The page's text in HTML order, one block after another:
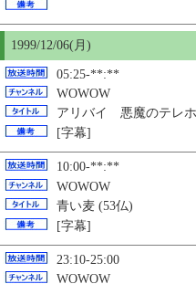
1999/12/06(月)
05:25-**:**
WOWOW
アリバイ 悪魔のテレ
[字幕]
10:00-**:**
WOWOW
青い麦 (53仏)
[字幕]
23:10-25:00
WOWOW